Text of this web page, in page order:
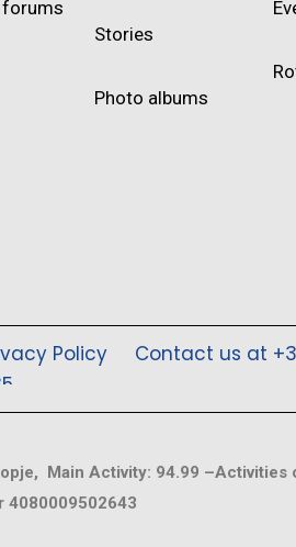
forums
Stories
Photo albums
Policy
Contact us at
Main Activity: 94.99 –Activities
4080009502643